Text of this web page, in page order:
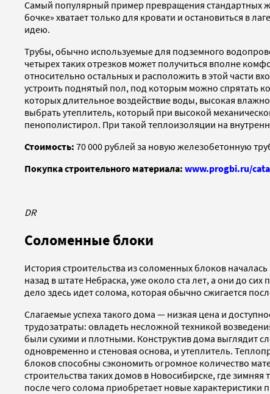
Самый популярный пример превращения стандартных
бочке» хватает только для кровати и остановиться в
идею.
Трубы, обычно используемые для подземного
четырех таких отрезков может получиться вполне
относительно остальных и расположить в этой части
устроить поднятый пол, под которым можно спрятать
которых длительное воздействие воды, высокая
выбрать утеплитель, который при высокой
пенополистирол. При такой теплоизоляции на
Стоимость: 70 000 рублей за новую железобетонную
Покупка строительного материала: www.progbi.ru/
DR
Соломенные блоки
История строительства из соломенных блоков
назад в штате Небраска, уже около ста лет, а они до
дело здесь идет солома, которая обычно сжигается
Слагаемые успеха такого дома — низкая цена и
трудозатраты: овладеть несложной техникой
были сухими и плотными. Конструктив дома выглядит
одновременно и стеновая основа, и утеплитель.
блоков способны сэкономить огромное количество
строительства таких домов в Новосибирске, где
после чего солома приобретает новые характеристики